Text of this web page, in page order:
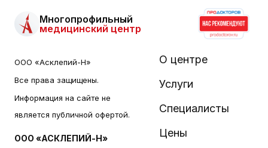
ДНК достигается на более поздних сроках
чем 10 неделя беременности, что требует
повторной сдачи крови в поздние сроки
беременности чем 10 неделя беременности.
RHD у плода данным методом не возможно.
(т.к данный вариант заключения является
является проведенным. Сумма за
Многопрофильный
медицинский центр
ООО «Асклепий-Н»
Все права защищены.
Информация на сайте не
является публичной офертой.
ООО «АСКЛЕПИЙ-Н»
О центре
Услуги
Специалисты
Цены